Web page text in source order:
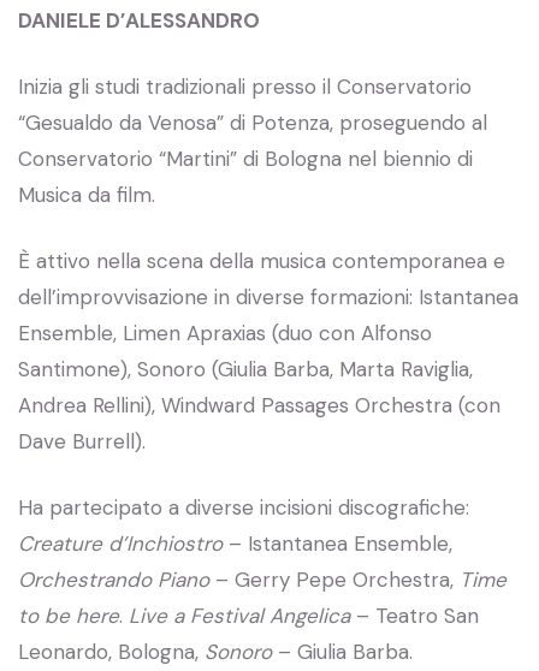
DANIELE D’ALESSANDRO
Inizia gli studi tradizionali presso il Conservatorio
“Gesualdo da Venosa” di Potenza, proseguendo al
Conservatorio “Martini” di Bologna nel biennio di
Musica da film.
È attivo nella scena della musica contemporanea e
dell’improvvisazione in diverse formazioni: Istantanea
Ensemble, Limen Apraxias (duo con Alfonso
Santimone), Sonoro (Giulia Barba, Marta Raviglia,
Andrea Rellini), Windward Passages Orchestra (con
Dave Burrell).
Ha partecipato a diverse incisioni discografiche:
Creature d’Inchiostro– Istantanea Ensemble,
Orchestrando Piano– Gerry Pepe Orchestra, Time
to be here. Live a Festival Angelica– Teatro San
Leonardo, Bologna, Sonoro– Giulia Barba.